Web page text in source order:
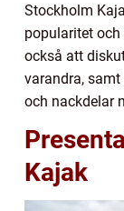
Stockholm
popularitet
också att
varandra,
och nackdelar
Kajak